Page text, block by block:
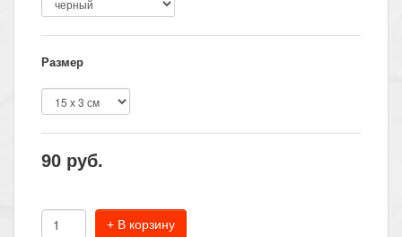
Размер
90 руб.
+ В корзину